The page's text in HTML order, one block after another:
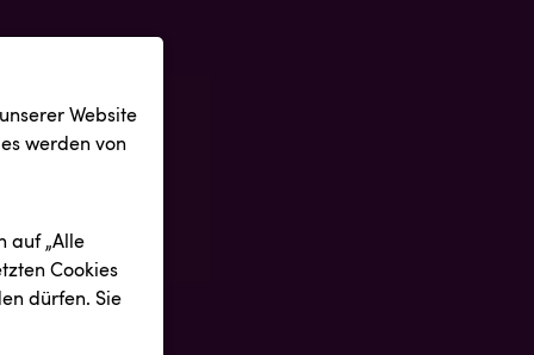
Website
werden von
auf „Alle
Cookies
dürfen. Sie